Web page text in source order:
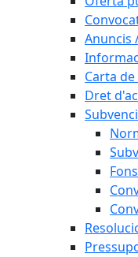
Anuncis
Carta
Dret